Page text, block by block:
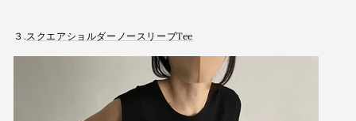
３.スクエアショルダーノースリーブTee